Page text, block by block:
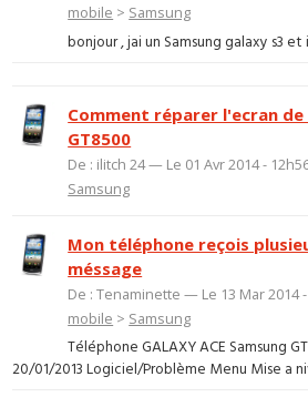
mobile > Samsung
bonjour , jai un Samsung galaxy s3
Comment réparer l'ecran de
GT8500
De : ilitch 24 — Le 01 Avr 2014 -
Samsung
Mon téléphone reçois
méssage
De : Tenaminette — Le 13 Mar
mobile > Samsung
Téléphone GALAXY ACE Samsung
20/01/2013 Logiciel/Problème Menu Mise a